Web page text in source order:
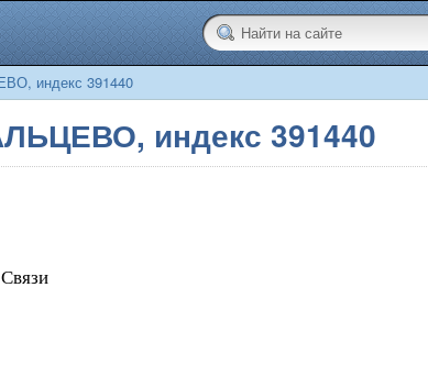
индекс 391440
индекс 391440